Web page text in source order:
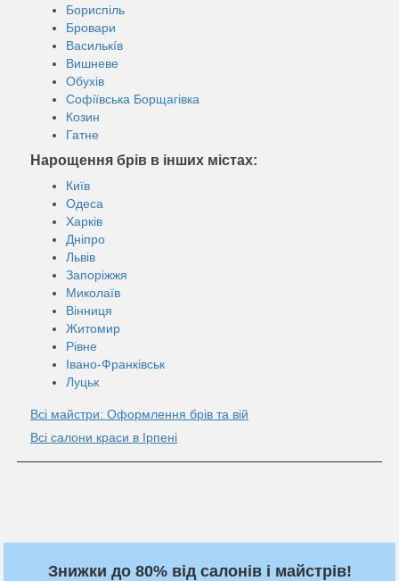
Бориспіль
Бровари
Василькíв
Вишневе
Обухів
Софіївська Борщагівка
Козин
Гатне
Нарощення брів в інших містах:
Київ
Одеса
Харків
Дніпро
Львів
Запоріжжя
Миколаїв
Вінниця
Житомир
Рівне
Івано-Франківськ
Луцьк
Всі майстри: Оформлення брів та вій
Всі салони краси в Ірпені
Знижки до 80% від салонів і майстрів!